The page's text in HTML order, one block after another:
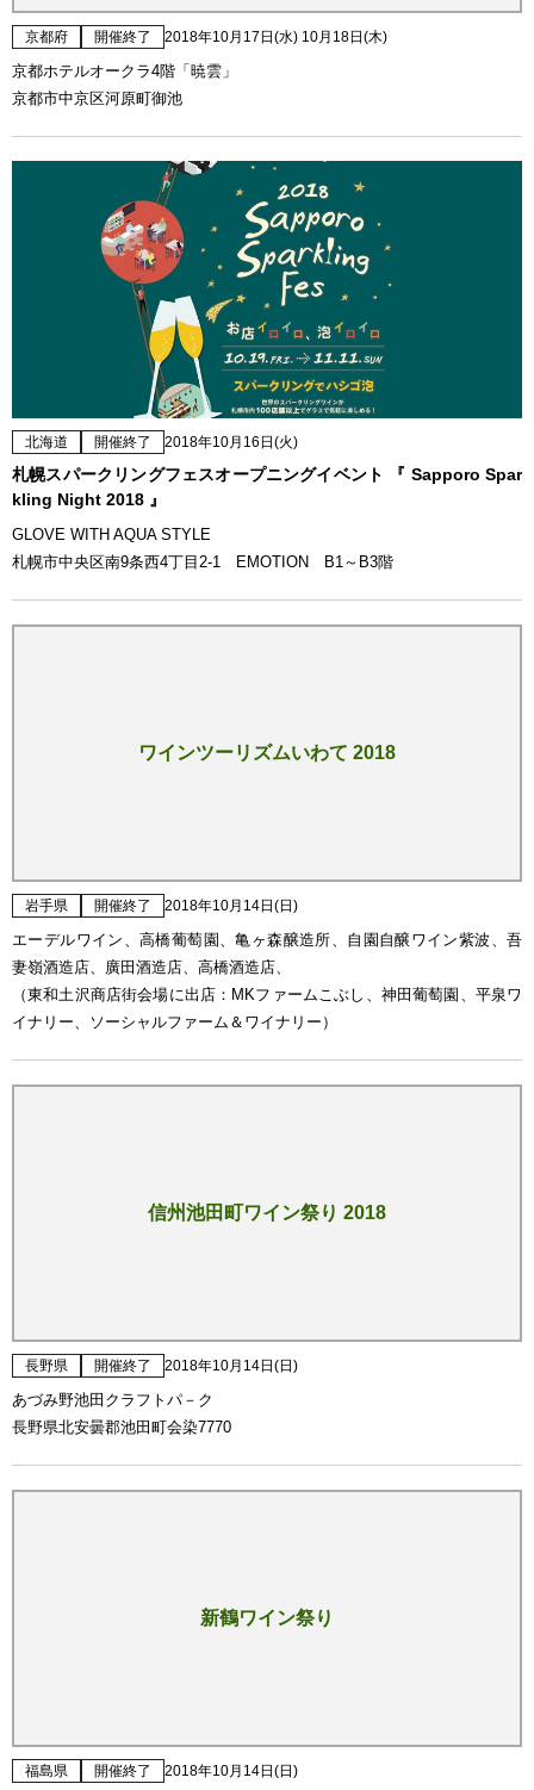
京都府 開催終了 2018年10月17日(水) 10月18日(木)
京都ホテルオークラ4階「暁雲」
京都市中京区河原町御池
北海道 開催終了 2018年10月16日(火)
札幌スパークリングフェスオープニングイベント 『 Sapporo Spar
kling Night 2018 』
GLOVE WITH AQUA STYLE
札幌市中央区南9条西4丁目2-1 EMOTION B1～B3階
ワインツーリズムいわて 2018
岩手県 開催終了 2018年10月14日(日)
エーデルワイン、高橋葡萄園、亀ヶ森醸造所、自園自醸ワイン紫波、吾
妻嶺酒造店、廣田酒造店、高橋酒造店、
（東和土沢商店街会場に出店：MKファームこぶし、神田葡萄園、平泉ワ
イナリー、ソーシャルファーム＆ワイナリー）
信州池田町ワイン祭り 2018
長野県 開催終了 2018年10月14日(日)
あづみ野池田クラフトパ－ク
長野県北安曇郡池田町会染7770
新鶴ワイン祭り
福島県 開催終了 2018年10月14日(日)